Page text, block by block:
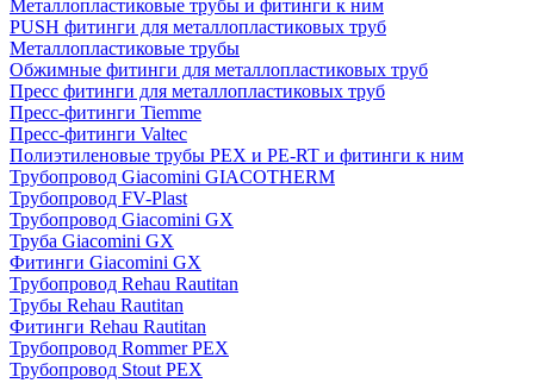
Металлопластиковые трубы и фитинги к ним
PUSH фитинги для металлопластиковых труб
Металлопластиковые трубы
Обжимные фитинги для металлопластиковых труб
Пресс фитинги для металлопластиковых труб
Пресс-фитинги Tiemme
Пресс-фитинги Valtec
Полиэтиленовые трубы PEX и PE-RT и фитинги к ним
Трубопровод Giacomini GIACOTHERM
Трубопровод FV-Plast
Трубопровод Giacomini GX
Труба Giacomini GX
Фитинги Giacomini GX
Трубопровод Rehau Rautitan
Трубы Rehau Rautitan
Фитинги Rehau Rautitan
Трубопровод Rommer PEX
Трубопровод Stout PEX